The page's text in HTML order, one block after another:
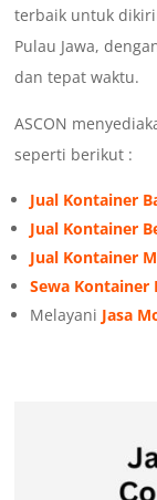
terbaik untuk
Pulau Jawa,
dan tepat waktu.
ASCON
seperti berikut :
Jual Kontainer
Jual Kontainer
Jual Kontainer
Sewa Kontainer
Melayani Jasa